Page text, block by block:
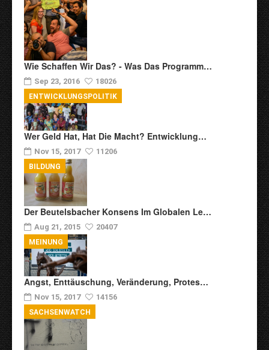
Wie Schaffen Wir Das? - Was Das Programm…
Sep 23, 2016 18026
Wer Geld Hat, Hat Die Macht? Entwicklung…
Nov 15, 2017 11206
ENTWICKLUNGSPOLITIK
Der Beutelsbacher Konsens Im Globalen Le…
Aug 21, 2015 20407
BILDUNG
Angst, Enttäuschung, Veränderung, Protes…
Nov 15, 2017 14156
MEINUNG
SACHSENWATCH